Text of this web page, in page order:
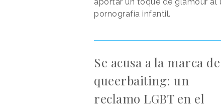
aportar un toque de glamour al
pornografía infantil.
Se acusa a la marca de
queerbaiting: un
reclamo LGBT en el